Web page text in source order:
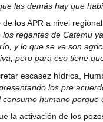
las demás hay que
los APR a nivel
los regantes de Catemu
y lo que se ve son
pero para eso tiene
escasez hídrica,
los pre
humano porque
la activación de los